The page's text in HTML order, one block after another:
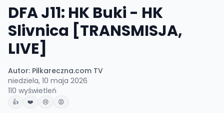
DFA J11: HK Buki - HK
Slivnica [TRANSMISJA,
LIVE]
Autor: Pilkareczna.com TV
niedziela, 10 maja 2026
110 wyświetleń
👍 ❤️ 😢 😡